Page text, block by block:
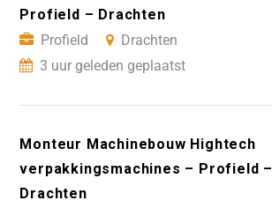
Profield – Drachten
Profield
Drachten
3 uur geleden geplaatst
Monteur Machinebouw Hightech
verpakkingsmachines – Profield –
Drachten